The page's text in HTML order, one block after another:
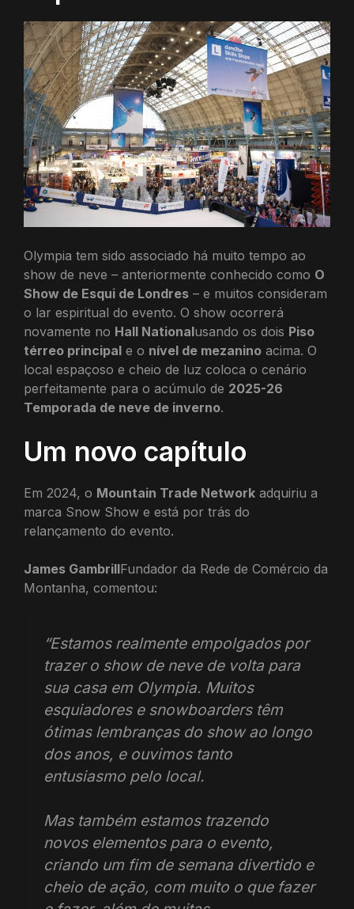
Olympia tem sido associado há muito tempo ao
show de neve – anteriormente conhecido como O
Show de Esqui de Londres – e muitos consideram
o lar espiritual do evento. O show ocorrerá
novamente no Hall Nationalusando os dois Piso
térreo principal e o nível de mezanino acima. O
local espaçoso e cheio de luz coloca o cenário
perfeitamente para o acúmulo de 2025-26
Temporada de neve de inverno.
Um novo capítulo
Em 2024, o Mountain Trade Network adquiriu a
marca Snow Show e está por trás do
relançamento do evento.
James GambrillFundador da Rede de Comércio da
Montanha, comentou:
“Estamos realmente empolgados por
trazer o show de neve de volta para
sua casa em Olympia. Muitos
esquiadores e snowboarders têm
ótimas lembranças do show ao longo
dos anos, e ouvimos tanto
entusiasmo pelo local.
Mas também estamos trazendo
novos elementos para o evento,
criando um fim de semana divertido e
cheio de ação, com muito o que fazer